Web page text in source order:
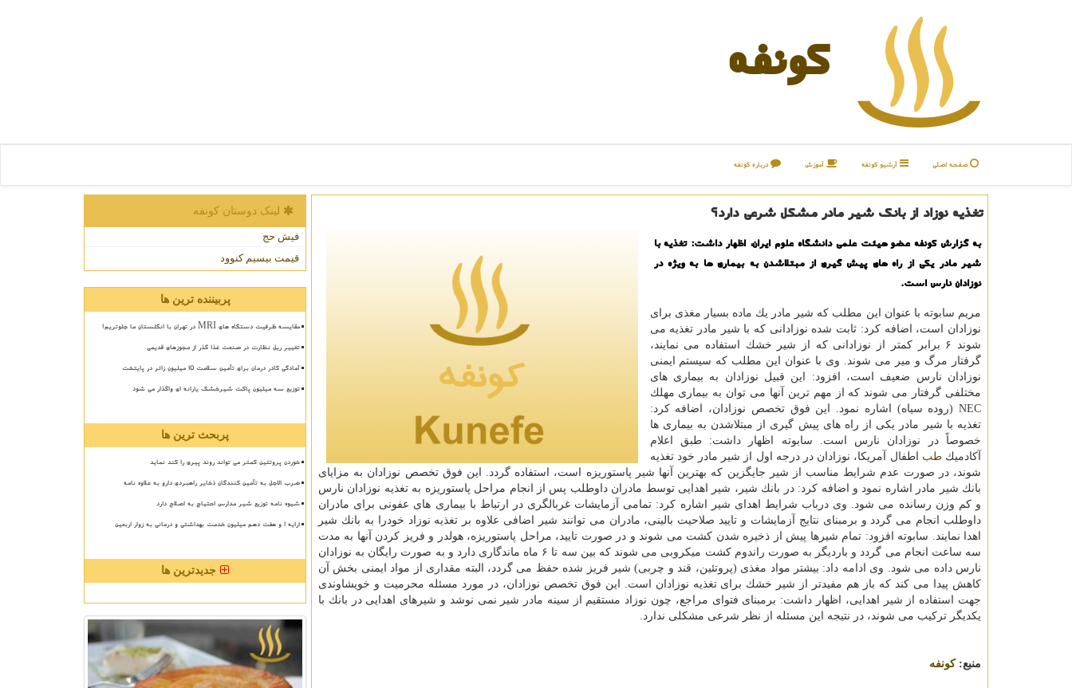
كونفه
صفحه اصلی آرشیو كونفه آموزش درباره كونفه
تغذیه نوزاد از بانك شیر مادر مشكل شرعی دارد؟
به گزارش كونفه ​عضو هیئت علمی دانشگاه علوم ایران، اظهار داشت: تغذیه با
شیر مادر یكی از راه های پیش گیری از مبتلاشدن به بیماری ها به ویژه در
نوزادان نارس است.
مریم سابوته با عنوان این مطلب كه شیر مادر یك ماده بسیار مغذی برای
نوزادان است، اضافه كرد: ثابت شده نوزادانی كه با شیر مادر تغذیه می
شوند ۶ برابر كمتر از نوزادانی كه از شیر خشك استفاده می نمایند،
گرفتار مرگ و میر می شوند. وی با عنوان این مطلب كه سیستم ایمنی
نوزادان نارس ضعیف است، افزود: این قبیل نوزادان به بیماری های
مختلفی گرفتار می شوند كه از مهم ترین آنها می توان به بیماری مهلك
NEC (روده سیاه) اشاره نمود. این فوق تخصص نوزادان، اضافه كرد:
تغذیه با شیر مادر یكی از راه های پیش گیری از مبتلاشدن به بیماری ها
خصوصاً در نوزادان نارس است. سابوته اظهار داشت: طبق اعلام
آكادمیكطب اطفال آمریكا، نوزادان در درجه اول از شیر مادر خود تغذیه
شوند، در صورت عدم شرایط مناسب از شیر جایگزین كه بهترین آنها شیر پاستوریزه است، استفاده گردد. این فوق تخصص نوزادان به مزایای
بانك شیر مادر اشاره نمود و اضافه كرد: در بانك شیر، شیر اهدایی توسط مادران داوطلب پس از انجام مراحل پاستوریزه به تغذیه نوزادان نارس
و كم وزن رسانده می شود. وی درباب شرایط اهدای شیر اشاره كرد: تمامی آزمایشات غربالگری در ارتباط با بیماری های عفونی برای مادران
داوطلب انجام می گردد و برمبنای نتایج آزمایشات و تایید صلاحیت بالینی، مادران می توانند شیر اضافی علاوه بر تغذیه نوزاد خودرا به بانك شیر
اهدا نمایند. سابوته افزود: تمام شیرها پیش از ذخیره شدن كشت می شوند و در صورت تایید، مراحل پاستوریزه، هولدر و فریز كردن آنها به مدت
سه ساعت انجام می گردد و باردیگر به صورت راندوم كشت میكروبی می شوند كه بین سه تا ۶ ماه ماندگاری دارد و به صورت رایگان به نوزادان
نارس داده می شود. وی ادامه داد: بیشتر مواد مغذی (پروتئین، قند و چربی) شیر فریز شده حفظ می گردد، البته مقداری از مواد ایمنی بخش آن
كاهش پیدا می كند كه باز هم مفیدتر از شیر خشك برای تغذیه نوزادان است. این فوق تخصص نوزادان، در مورد مسئله محرمیت و خویشاوندی
جهت استفاده از شیر اهدایی، اظهار داشت: برمبنای فتوای مراجع، چون نوزاد مستقیم از سینه مادر شیر نمی نوشد و شیرهای اهدایی در بانك با
یكدیگر تركیب می شوند، در نتیجه این مسئله از نظر شرعی مشكلی ندارد.
منبع:كونفه
لینک دوستان كونفه
فیش حج
قیمت بیسیم کنوود
پربیننده ترین ها
مقایسه ظرفیت دستگاه های MRI در تهران با انگلستان ما جلوتریم!
تغییر ریل نظارت در صنعت غذا گذر از مجوزهای قدیمی
آمادگی کادر درمان برای تأمین سلامت 15 میلیون زائر در پایتخت
توزیع سه میلیون پاکت شیرخشک یارانه ای واگذار می شود
پربحث ترین ها
خوردن پروتئین کمتر می تواند روند پیری را کند نماید
ضرب الاجل به تأمین کنندگان ذخایر راهبردی دارو به علاوه نامه
شیوه نامه توزیع شیر مدارس احتیاج به اصلاح دارد
ارایه ۱ و هفت دهم میلیون خدمت بهداشتی و درمانی به زوار اربعین
جدیدترین ها